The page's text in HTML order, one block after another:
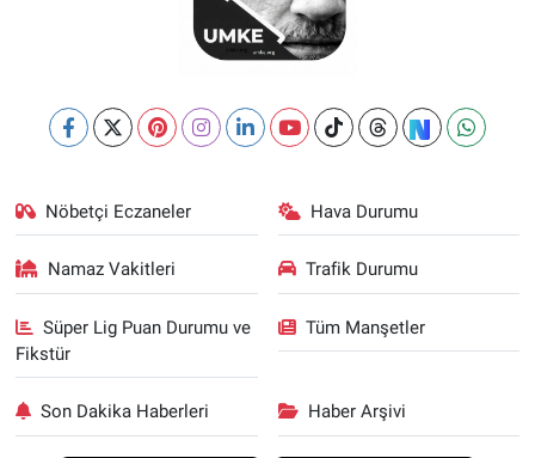
Nöbetçi Eczaneler Hava Durumu
Namaz Vakitleri Trafik Durumu
Süper Lig Puan Durumu ve
Fikstür
Tüm Manşetler
Son Dakika Haberleri Haber Arşivi